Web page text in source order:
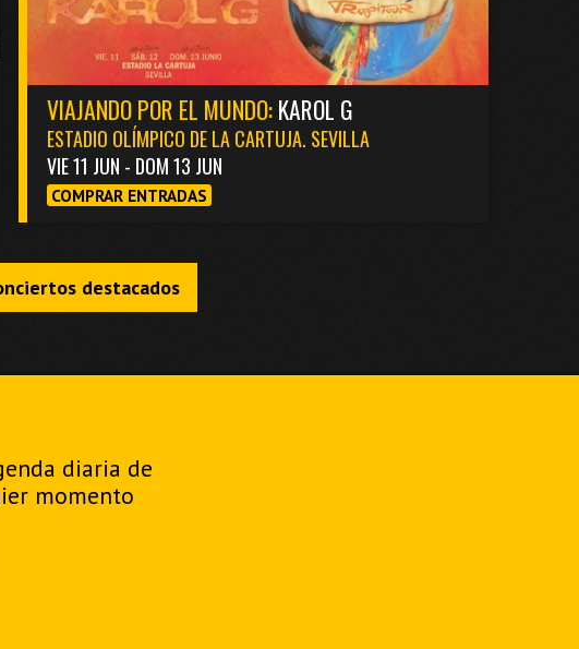
VIAJANDO POR EL MUNDO:KAROL G
ESTADIO OLÍMPICO DE LA CARTUJA. SEVILLA
VIE 11 JUN - DOM 13 JUN
COMPRAR ENTRADAS
destacados
diaria de
momento